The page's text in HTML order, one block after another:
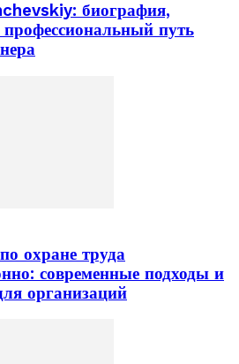
биография,
путь
охране труда
современные подходы и
организаций